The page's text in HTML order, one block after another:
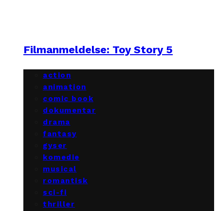
Filmanmeldelse: Toy Story 5
action
animation
comic book
dokumentar
drama
fantasy
gyser
komedie
musical
romantisk
sci-fi
thriller